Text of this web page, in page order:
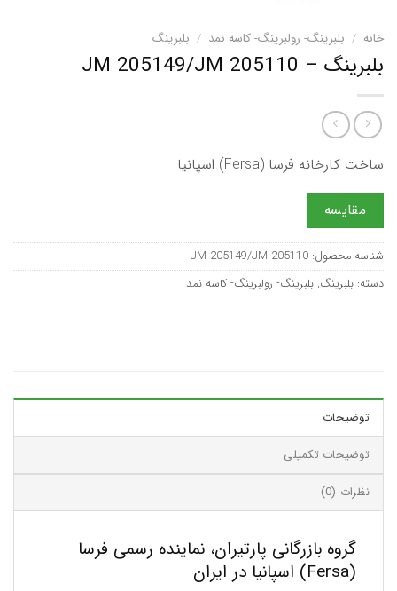
خانه / بلبرینگ- رولبرینگ- کاسه نمد / بلبرینگ
بلبرینگ – JM 205149/JM 205110
ساخت کارخانه فرسا (Fersa) اسپانیا
مقایسه
شناسه محصول: JM 205149/JM 205110
دسته: بلبرینگ, بلبرینگ- رولبرینگ- کاسه نمد
توضیحات
توضیحات تکمیلی
نظرات (0)
گروه بازرگانی پارتیران، نماینده رسمی فرسا
(Fersa) اسپانیا در ایران